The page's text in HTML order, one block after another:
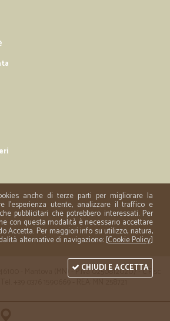
- Mantova (MN) - P.iva 02508120207 - C.Fisc
+39 0376 1590669 - REA: MN 258721
anche di terze parti per migliorare la
l'esperienza utente, analizzare il traffico e
pubblicitari che potrebbero interessati. Per
con questa modalità è necessario accettare
Accetta. Per maggiori info su utilizzo, natura,
alternative di navigazione: [Cookie Policy]
CHIUDI E ACCETTA